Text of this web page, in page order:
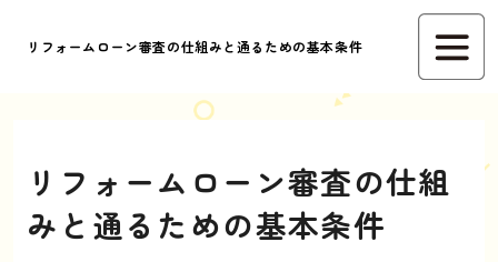
リフォームローン審査の仕組みと通るための基本条件
リフォームローン審査の仕組
みと通るための基本条件